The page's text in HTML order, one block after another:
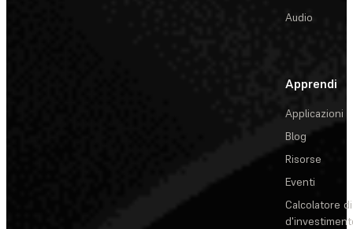
Audio
Apprendi
Applicazioni
Blog
Risorse
Eventi
Calcolatore